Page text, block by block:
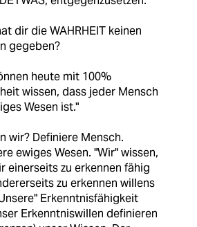
dir die WAHRHEIT keinen
gegeben?
heute mit 100%
wissen, dass jeder Mensch
Wesen ist."
wir? Definiere Mensch.
ewiges Wesen. "Wir" wissen,
einerseits zu erkennen fähig
zu erkennen willens
Erkenntnisfähigkeit
Erkenntniswillen definieren